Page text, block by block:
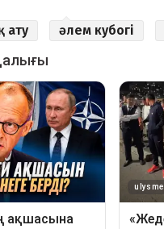
ату әлем кубогі